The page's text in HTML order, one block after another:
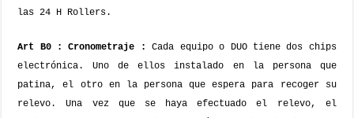
las 24 H Rollers.
Art B0 : Cronometraje :
Cada equipo o DUO tiene dos chips
electrónica. Uno de ellos instalado en la persona que
patina, el otro en la persona que espera para recoger su
relevo. Una vez que se haya efectuado el relevo, el